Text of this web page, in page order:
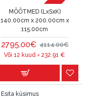
MÕÕTMED (LxSxK)
140.00cm x 200.00cm x
115.00cm
2795.00€ 4114.00€
Või 12 kuud = 232.91 €
Esita küsimus